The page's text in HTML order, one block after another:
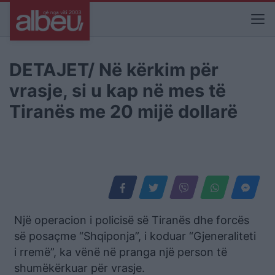
DETAJET/ Në kërkim për
vrasje, si u kap në mes të
Tiranës me 20 mijë dollarë
Një operacion i policisë së Tiranës dhe forcës
së posaçme “Shqiponja”, i koduar “Gjeneraliteti
i rremë”, ka vënë në pranga një person të
shumëkërkuar për vrasje.